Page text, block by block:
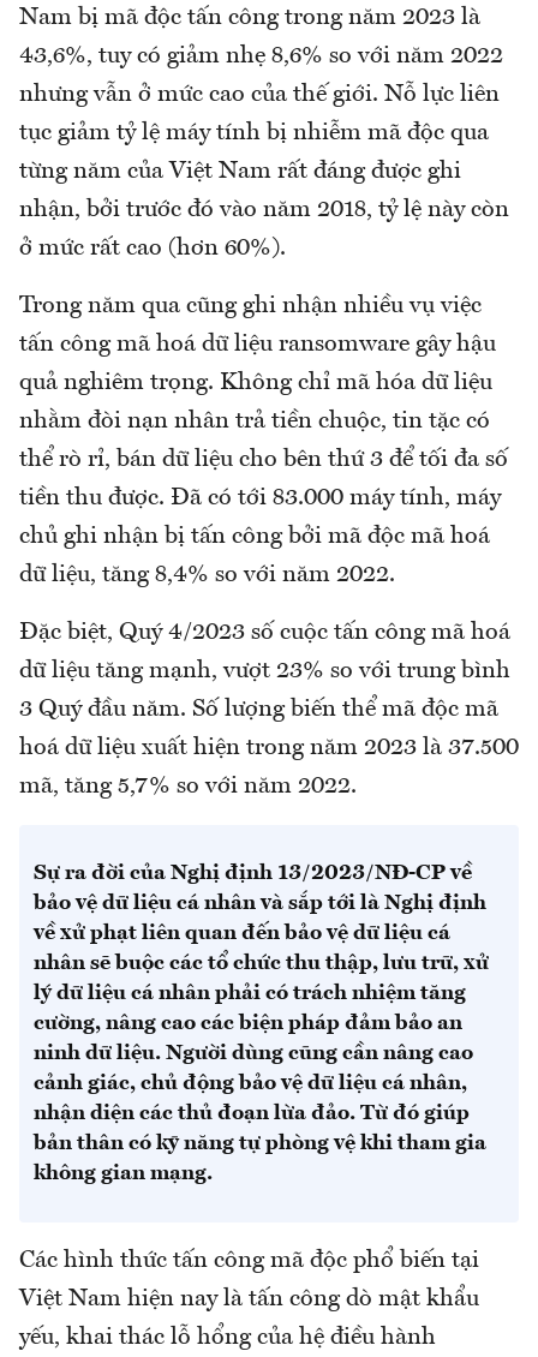
Nam bị mã độc tấn công trong năm 2023 là
43,6%, tuy có giảm nhẹ 8,6% so với năm 2022
nhưng vẫn ở mức cao của thế giới. Nỗ lực liên
tục giảm tỷ lệ máy tính bị nhiễm mã độc qua
từng năm của Việt Nam rất đáng được ghi
nhận, bởi trước đó vào năm 2018, tỷ lệ này còn
ở mức rất cao (hơn 60%).
Trong năm qua cũng ghi nhận nhiều vụ việc
tấn công mã hoá dữ liệu ransomware gây hậu
quả nghiêm trọng. Không chỉ mã hóa dữ liệu
nhằm đòi nạn nhân trả tiền chuộc, tin tặc có
thể rò rỉ, bán dữ liệu cho bên thứ 3 để tối đa số
tiền thu được. Đã có tới 83.000 máy tính, máy
chủ ghi nhận bị tấn công bởi mã độc mã hoá
dữ liệu, tăng 8,4% so với năm 2022.
Đặc biệt, Quý 4/2023 số cuộc tấn công mã hoá
dữ liệu tăng mạnh, vượt 23% so với trung bình
3 Quý đầu năm. Số lượng biến thể mã độc mã
hoá dữ liệu xuất hiện trong năm 2023 là 37.500
mã, tăng 5,7% so với năm 2022.
Sự ra đời của Nghị định 13/2023/NĐ-CP về
bảo vệ dữ liệu cá nhân và sắp tới là Nghị định
về xử phạt liên quan đến bảo vệ dữ liệu cá
nhân sẽ buộc các tổ chức thu thập, lưu trữ, xử
lý dữ liệu cá nhân phải có trách nhiệm tăng
cường, nâng cao các biện pháp đảm bảo an
ninh dữ liệu. Người dùng cũng cần nâng cao
cảnh giác, chủ động bảo vệ dữ liệu cá nhân,
nhận diện các thủ đoạn lừa đảo. Từ đó giúp
bản thân có kỹ năng tự phòng vệ khi tham gia
không gian mạng.
Các hình thức tấn công mã độc phổ biến tại
Việt Nam hiện nay là tấn công dò mật khẩu
yếu, khai thác lỗ hổng của hệ điều hành